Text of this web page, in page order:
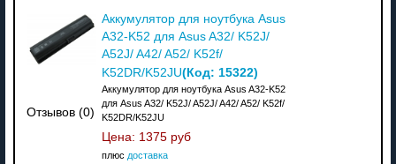
Отзывов (0)
Аккумулятор для ноутбука Asus
A32-K52 для Asus A32/ K52J/
A52J/ A42/ A52/ K52f/
K52DR/K52JU(Код: 15322)
Аккумулятор для ноутбука Asus A32-K52
для Asus A32/ K52J/ A52J/ A42/ A52/ K52f/
K52DR/K52JU
Цена: 1375 руб
плюс доставка